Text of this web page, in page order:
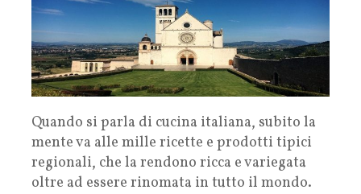
Quando si parla di cucina italiana, subito la
mente va alle mille ricette e prodotti tipici
regionali, che la rendono ricca e variegata
oltre ad essere rinomata in tutto il mondo.